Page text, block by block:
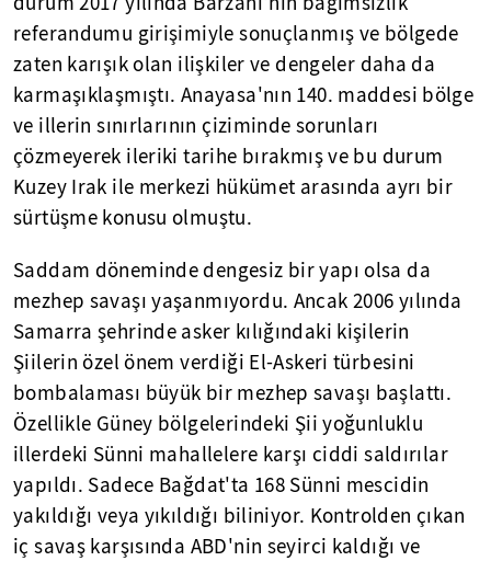
referandumu girişimiyle sonuçlanmış ve bölgede
zaten karışık olan ilişkiler ve dengeler daha da
karmaşıklaşmıştı. Anayasa'nın 140. maddesi bölge
ve illerin sınırlarının çiziminde sorunları
çözmeyerek ileriki tarihe bırakmış ve bu durum
Kuzey Irak ile merkezi hükümet arasında ayrı bir
sürtüşme konusu olmuştu.
Saddam döneminde dengesiz bir yapı olsa da
mezhep savaşı yaşanmıyordu. Ancak 2006 yılında
Samarra şehrinde asker kılığındaki kişilerin
Şiilerin özel önem verdiği El-Askeri türbesini
bombalaması büyük bir mezhep savaşı başlattı.
Özellikle Güney bölgelerindeki Şii yoğunluklu
illerdeki Sünni mahallelere karşı ciddi saldırılar
yapıldı. Sadece Bağdat'ta 168 Sünni mescidin
yakıldığı veya yıkıldığı biliniyor. Kontrolden çıkan
iç savaş karşısında ABD'nin seyirci kaldığı ve